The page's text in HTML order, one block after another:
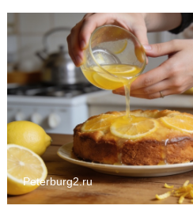
Peterburg2.ru